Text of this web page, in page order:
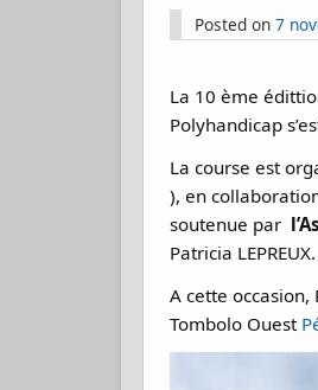
Posted on 7
La 10 ème
Polyhandicap
La course est
), en
soutenue par
Patricia LEPREUX.
A cette
Tombolo Ouest